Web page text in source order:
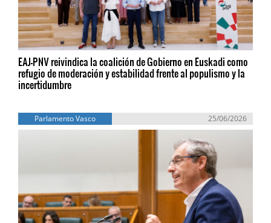
EAJ-PNV reivindica la coalición de Gobierno en Euskadi como
refugio de moderación y estabilidad frente al populismo y la
incertidumbre
Parlamento Vasco 25/06/2026